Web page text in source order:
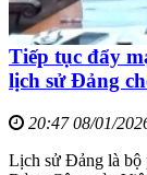
Tiếp tục đẩy
lịch sử Đảng
20:47 08/01/
Lịch sử Đảng là bộ